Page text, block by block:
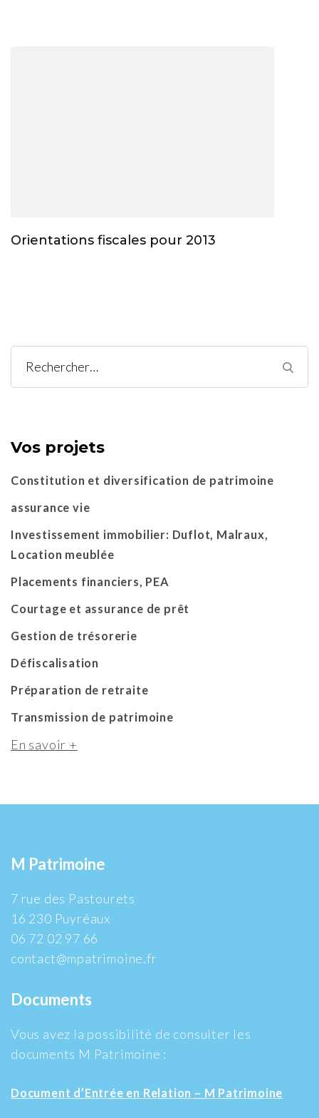
Orientations fiscales pour 2013
Rechercher :
Vos projets
Constitution et diversification de patrimoine
assurance vie
Investissement immobilier: Duflot, Malraux,
Location meublée
Placements financiers, PEA
Courtage et assurance de prêt
Gestion de trésorerie
Défiscalisation
Préparation de retraite
Transmission de patrimoine
En savoir +
M Patrimoine
7 rue des Pastourets
16 230 Puyréaux
06 72 02 97 66
contact@mpatrimoine.fr
Documents
Vous avez la possibilité de consulter les
documents M Patrimoine :
Document d’Entrée en Relation – M Patrimoine